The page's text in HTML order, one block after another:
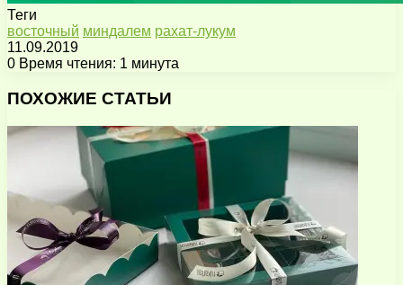
Теги
восточный миндалем рахат-лукум
11.09.2019
0 Время чтения: 1 минута
через
почту
ПОХОЖИЕ СТАТЬИ